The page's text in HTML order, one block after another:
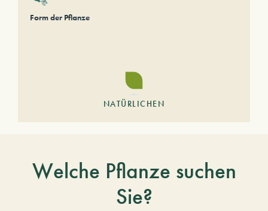
Form der Pflanze
NATÜRLICHEN
Welche Pflanze suchen
Sie?